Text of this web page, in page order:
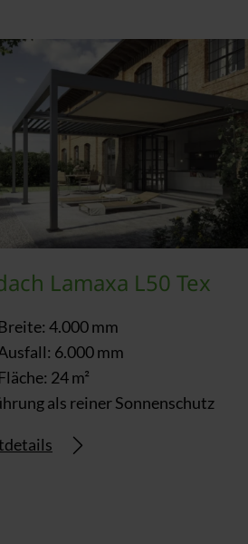
Lamaxa L50 Tex
4.000 mm
6.000 mm
24 m²
als reiner Sonnenschutz